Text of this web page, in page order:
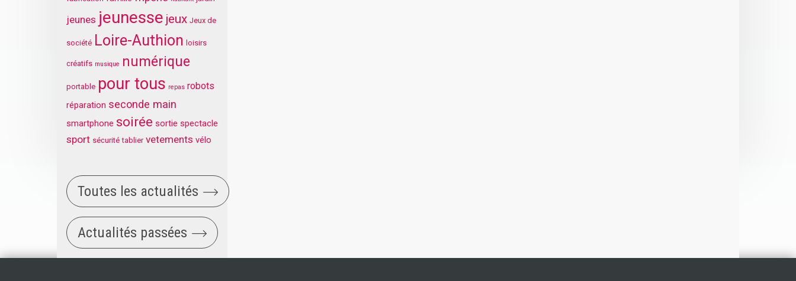
jeunes jeunesse jeux Jeux de
société Loire-Authion loisirs
créatifs musique numérique
portable pour tous repas robots
réparation seconde main
smartphone soirée sortie spectacle
sport sécurité tablier vetements vélo
Toutes les actualités
Actualités passées